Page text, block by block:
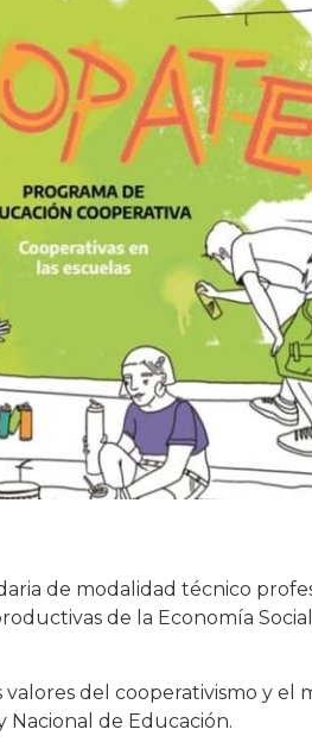
de modalidad técnico
de la Economía
del cooperativismo y el
Nacional de Educación.